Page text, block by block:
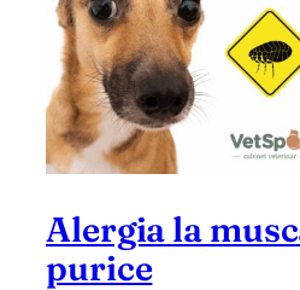
PROGRAMEAZĂ
Alergia la
purice